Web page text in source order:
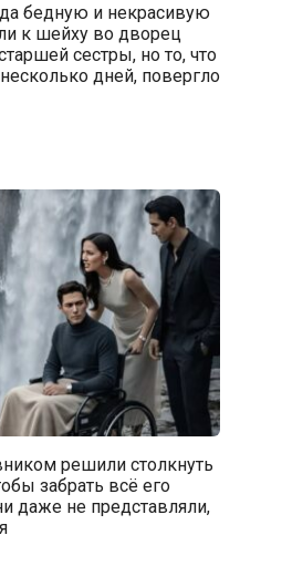
бедную и некрасивую
к шейху во дворец
сестры, но то, что
дней, повергло
решили столкнуть
забрать всё его
даже не представляли,